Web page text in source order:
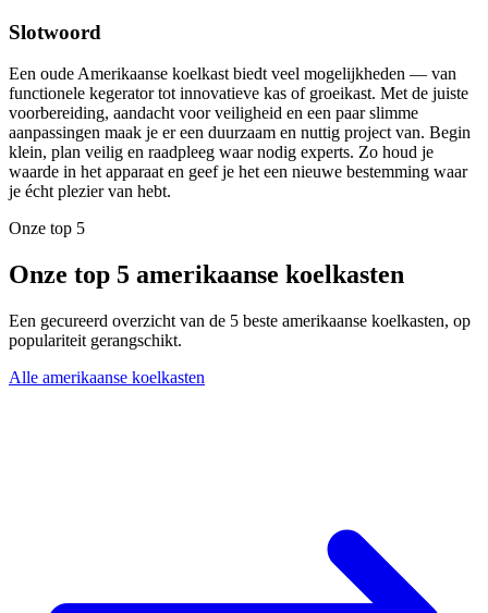
Slotwoord
Een oude Amerikaanse koelkast biedt veel mogelijkheden — van
functionele kegerator tot innovatieve kas of groeikast. Met de juiste
voorbereiding, aandacht voor veiligheid en een paar slimme
aanpassingen maak je er een duurzaam en nuttig project van. Begin
klein, plan veilig en raadpleeg waar nodig experts. Zo houd je
waarde in het apparaat en geef je het een nieuwe bestemming waar
je écht plezier van hebt.
Onze top 5
Onze top 5 amerikaanse koelkasten
Een gecureerd overzicht van de 5 beste amerikaanse koelkasten, op
populariteit gerangschikt.
Alle amerikaanse koelkasten